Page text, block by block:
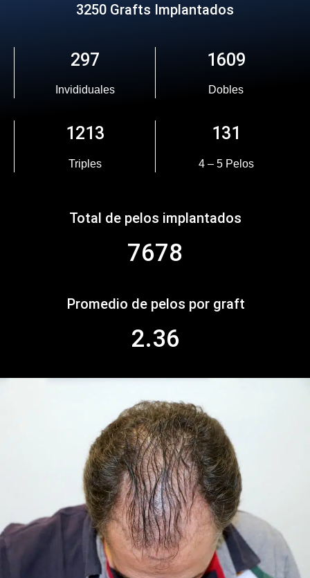
3250 Grafts Implantados
297
Invididuales
1609
Dobles
1213
Triples
131
4 – 5 Pelos
Total de pelos implantados
7678
Promedio de pelos por graft
2.36